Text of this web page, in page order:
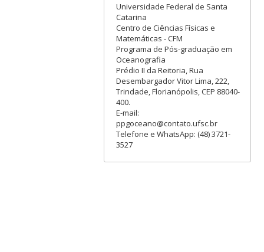
Universidade Federal de Santa
Catarina
Centro de Ciências Físicas e
Matemáticas - CFM
Programa de Pós-graduação em
Oceanografia
Prédio II da Reitoria, Rua
Desembargador Vitor Lima, 222,
Trindade, Florianópolis, CEP 88040-
400.
E-mail:
ppgoceano@contato.ufsc.br
Telefone e WhatsApp: (48) 3721-
3527